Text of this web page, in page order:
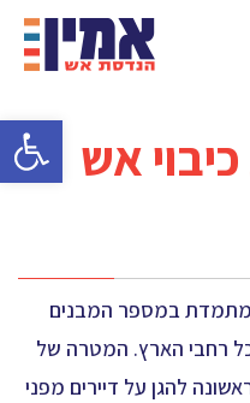
אש
מתמדת במספר המבנים
שיפוץ מסוג תמ”א 38 בכל רחבי הארץ. המטרה של
להגן על דיירים מפני
פתח